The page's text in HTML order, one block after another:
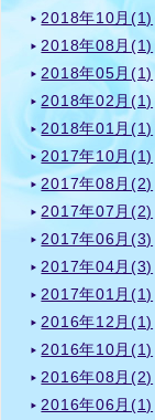
2018年10月(1)
2018年08月(1)
2018年05月(1)
2018年02月(1)
2018年01月(1)
2017年10月(1)
2017年08月(2)
2017年07月(2)
2017年06月(3)
2017年04月(3)
2017年01月(1)
2016年12月(1)
2016年10月(1)
2016年08月(2)
2016年06月(1)